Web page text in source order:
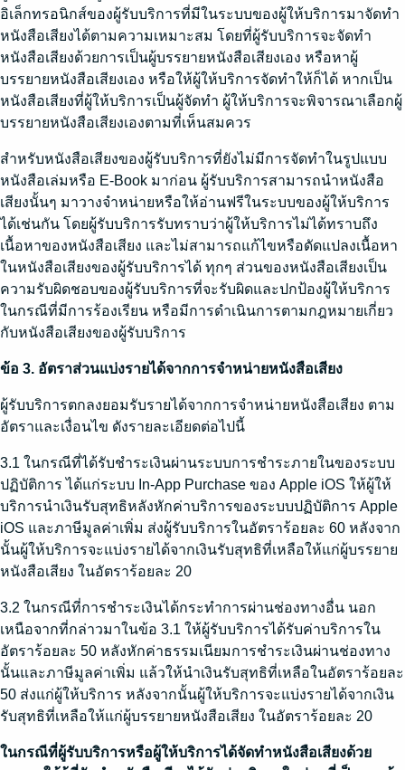
อิเล็กทรอนิกส์ของผู้รับบริการที่มีในระบบของผู้ให้บริการมาจัดทำ
หนังสือเสียงได้ตามความเหมาะสม โดยที่ผู้รับบริการจะจัดทำ
หนังสือเสียงด้วยการเป็นผู้บรรยายหนังสือเสียงเอง หรือหาผู้
บรรยายหนังสือเสียงเอง หรือให้ผู้ให้บริการจัดทำให้ก็ได้ หากเป็น
หนังสือเสียงที่ผู้ให้บริการเป็นผู้จัดทำ ผู้ให้บริการจะพิจารณาเลือกผู้
บรรยายหนังสือเสียงเองตามที่เห็นสมควร
สำหรับหนังสือเสียงของผู้รับบริการที่ยังไม่มีการจัดทำในรูปแบบ
หนังสือเล่มหรือ E-Book มาก่อน ผู้รับบริการสามารถนำหนังสือ
เสียงนั้นๆ มาวางจำหน่ายหรือให้อ่านฟรีในระบบของผู้ให้บริการ
ได้เช่นกัน โดยผู้รับบริการรับทราบว่าผู้ให้บริการไม่ได้ทราบถึง
เนื้อหาของหนังสือเสียง และไม่สามารถแก้ไขหรือดัดแปลงเนื้อหา
ในหนังสือเสียงของผู้รับบริการได้ ทุกๆ ส่วนของหนังสือเสียงเป็น
ความรับผิดชอบของผู้รับบริการที่จะรับผิดและปกป้องผู้ให้บริการ
ในกรณีที่มีการร้องเรียน หรือมีการดำเนินการตามกฎหมายเกี่ยว
กับหนังสือเสียงของผู้รับบริการ
ข้อ 3. อัตราส่วนแบ่งรายได้จากการจำหน่ายหนังสือเสียง
ผู้รับบริการตกลงยอมรับรายได้จากการจำหน่ายหนังสือเสียง ตาม
อัตราและเงื่อนไข ดังรายละเอียดต่อไปนี้
3.1 ในกรณีที่ได้รับชำระเงินผ่านระบบการชำระภายในของระบบ
ปฏิบัติการ ได้แก่ระบบ In-App Purchase ของ Apple iOS ให้ผู้ให้
บริการนำเงินรับสุทธิหลังหักค่าบริการของระบบปฏิบัติการ Apple
iOS และภาษีมูลค่าเพิ่ม ส่งผู้รับบริการในอัตราร้อยละ 60 หลังจาก
นั้นผู้ให้บริการจะแบ่งรายได้จากเงินรับสุทธิที่เหลือให้แก่ผู้บรรยาย
หนังสือเสียง ในอัตราร้อยละ 20
3.2 ในกรณีที่การชำระเงินได้กระทำการผ่านช่องทางอื่น นอก
เหนือจากที่กล่าวมาในข้อ 3.1 ให้ผู้รับบริการได้รับค่าบริการใน
อัตราร้อยละ 50 หลังหักค่าธรรมเนียมการชำระเงินผ่านช่องทาง
นั้นและภาษีมูลค่าเพิ่ม แล้วให้นำเงินรับสุทธิที่เหลือในอัตราร้อยละ
50 ส่งแก่ผู้ให้บริการ หลังจากนั้นผู้ให้บริการจะแบ่งรายได้จากเงิน
รับสุทธิที่เหลือให้แก่ผู้บรรยายหนังสือเสียง ในอัตราร้อยละ 20
ในกรณีที่ผู้รับบริการหรือผู้ให้บริการได้จัดทำหนังสือเสียงด้วย